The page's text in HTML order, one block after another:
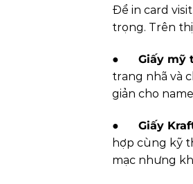
Để in card
trọng. Trên
● Giấy mỹ
trang nhã và
giản cho
● Giấy
hợp cùng kỹ
mạc nhưng